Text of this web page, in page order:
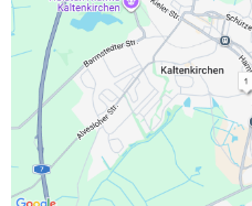
Ist Ihre